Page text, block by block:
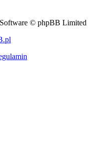
© phpBB Limited